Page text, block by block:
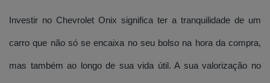
Investir no Chevrolet Onix significa ter a tranquilidade de um
carro que não só se encaixa no seu bolso na hora da compra,
mas também ao longo de sua vida útil. A sua valorização no